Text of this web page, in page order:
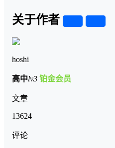
关于作者
hoshi
高中lv3 铂金会员
文章
13624
评论